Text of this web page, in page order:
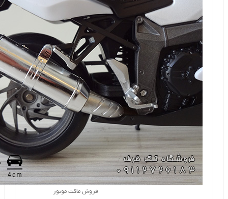
فروش ماکت موتور